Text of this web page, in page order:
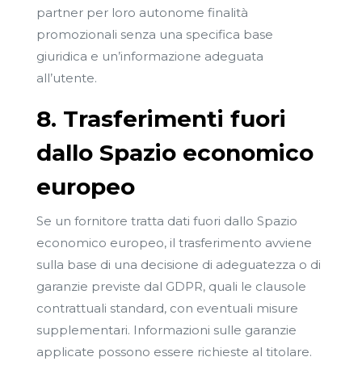
partner per loro autonome finalità
promozionali senza una specifica base
giuridica e un’informazione adeguata
all’utente.
8. Trasferimenti fuori
dallo Spazio economico
europeo
Se un fornitore tratta dati fuori dallo Spazio
economico europeo, il trasferimento avviene
sulla base di una decisione di adeguatezza o di
garanzie previste dal GDPR, quali le clausole
contrattuali standard, con eventuali misure
supplementari. Informazioni sulle garanzie
applicate possono essere richieste al titolare.